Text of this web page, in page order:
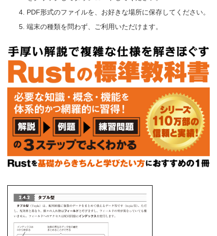
PDF形式のファイルを、お好きな場所に保存してください。
端末の種類を問わず、ご利用いただけます。